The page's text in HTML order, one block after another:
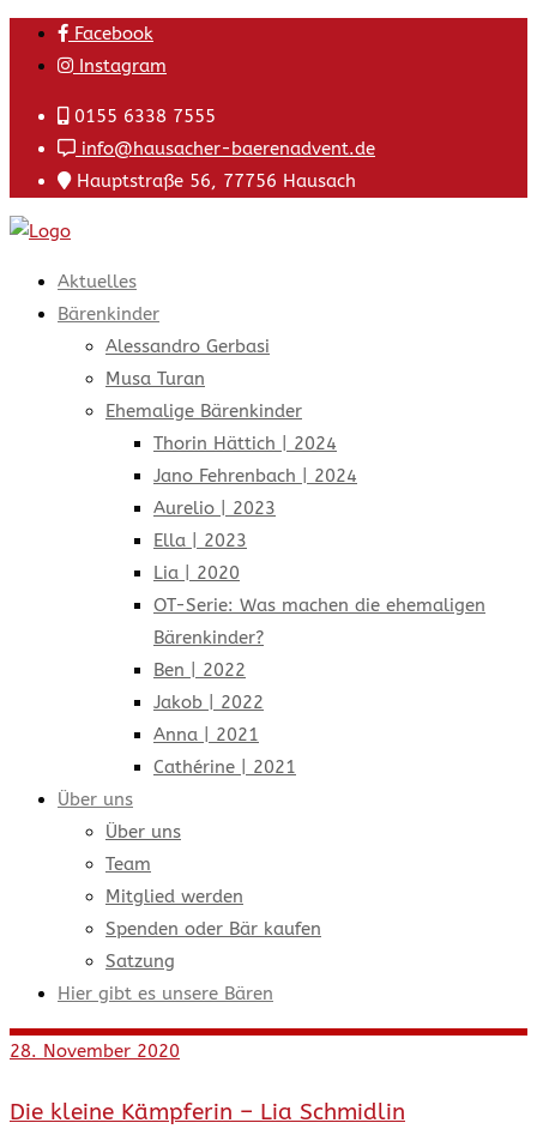
Skip
Facebook
Instagram
0155 6338 7555
info@hausacher-baerenadvent.de
Hauptstraße 56, 77756 Hausach
Aktuelles
Bärenkinder
Alessandro Gerbasi
Musa Turan
Ehemalige Bärenkinder
Thorin Hättich | 2024
Jano Fehrenbach | 2024
Aurelio | 2023
Ella | 2023
Lia | 2020
OT-Serie: Was machen die ehemaligen
Bärenkinder?
Ben | 2022
Jakob | 2022
Anna | 2021
Cathérine | 2021
Über uns
Über uns
Team
Mitglied werden
Spenden oder Bär kaufen
Satzung
Hier gibt es unsere Bären
28. November 2020
Die kleine Kämpferin – Lia Schmidlin